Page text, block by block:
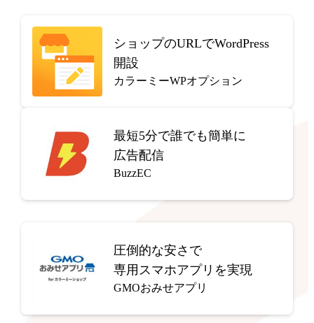
ショップのURLでWordPress
開設
カラーミーWPオプション
最短5分で誰でも簡単に
広告配信
BuzzEC
圧倒的な安さで
専用スマホアプリを実現
GMOおみせアプリ